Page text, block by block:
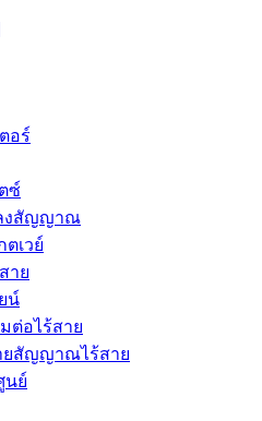
อร์
ซ์
งสัญญาณ
ตเวย์
าย
น์
ต่อไร้สาย
สัญญาณไร้สาย
นย์